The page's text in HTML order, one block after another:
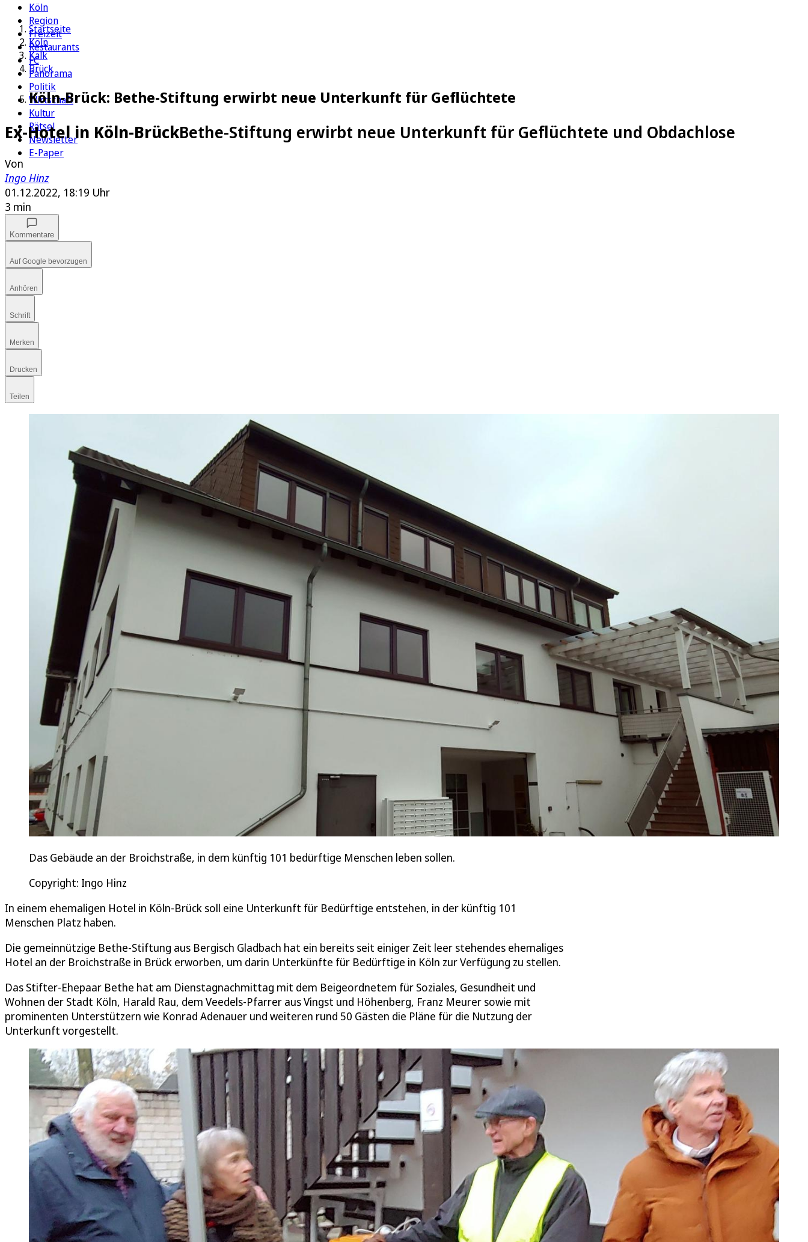
Köln
Region
Freizeit
Restaurants
FC
Panorama
Politik
Wirtschaft
Kultur
Rätsel
Newsletter
E-Paper
Startseite
Köln
Kalk
Brück
Köln-Brück: Bethe-Stiftung erwirbt neue Unterkunft für Geflüchtete
Ex-Hotel in Köln-BrückBethe-Stiftung erwirbt neue Unterkunft für Geflüchtete und Obdachlose
Von
Ingo Hinz
01.12.2022, 18:19 Uhr
3 min
Kommentare
Auf Google bevorzugen
Anhören
Schrift
Merken
Drucken
Teilen
Das Gebäude an der Broichstraße, in dem künftig 101 bedürftige Menschen leben sollen.
Copyright: Ingo Hinz
In einem ehemaligen Hotel in Köln-Brück soll eine Unterkunft für Bedürftige entstehen, in der künftig 101
Menschen Platz haben.
Die gemeinnützige Bethe-Stiftung aus Bergisch Gladbach hat ein bereits seit einiger Zeit leer stehendes ehemaliges
Hotel an der Broichstraße in Brück erworben, um darin Unterkünfte für Bedürftige in Köln zur Verfügung zu stellen.
Das Stifter-Ehepaar Bethe hat am Dienstagnachmittag mit dem Beigeordnetem für Soziales, Gesundheit und
Wohnen der Stadt Köln, Harald Rau, dem Veedels-Pfarrer aus Vingst und Höhenberg, Franz Meurer sowie mit
prominenten Unterstützern wie Konrad Adenauer und weiteren rund 50 Gästen die Pläne für die Nutzung der
Unterkunft vorgestellt.